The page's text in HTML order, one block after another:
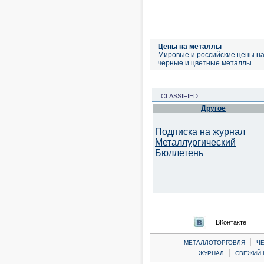
Цены на металлы
Мировые и российские цены на
черные и цветные металлы
CLASSIFIED
Другое
Подписка на журнал
Металлургический
Бюллетень
ВКонтакте
МЕТАЛЛОТОРГОВЛЯ |
ЖУРНАЛ
| СВЕЖИЙ